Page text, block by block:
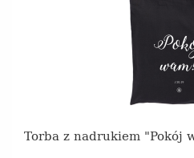
Torba z nadrukiem "Pokój